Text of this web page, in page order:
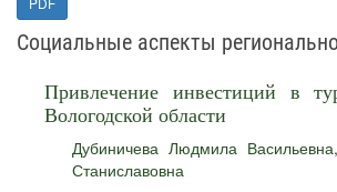
Социальные аспекты
Привлечение инвестиций в
Вологодской области
Дубиничева Людмила Васильевна
Станиславовна